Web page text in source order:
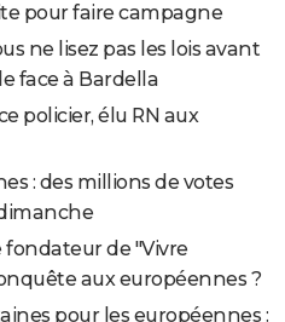
pour faire campagne
ne lisez pas les lois avant
face à Bardella
policier, élu RN aux
: des millions de votes
fondateur de "Vivre
aux européennes ?
pour les européennes :